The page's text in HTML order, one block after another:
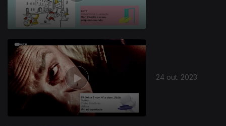
24 out. 2023
723195